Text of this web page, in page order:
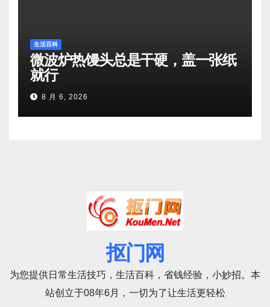
生活百科
微波炉热馒头总是干硬，盖一张纸
就行
8 月 6, 2026
抠门网
为您提供日常生活技巧，生活百科，省钱经验，小妙招。本
站创立于08年6月，一切为了让生活更轻松